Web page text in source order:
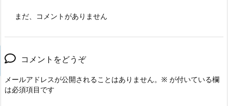
まだ、コメントがありません
コメントをどうぞ
メールアドレスが公開されることはありません。 ※ が付いている欄
は必須項目です